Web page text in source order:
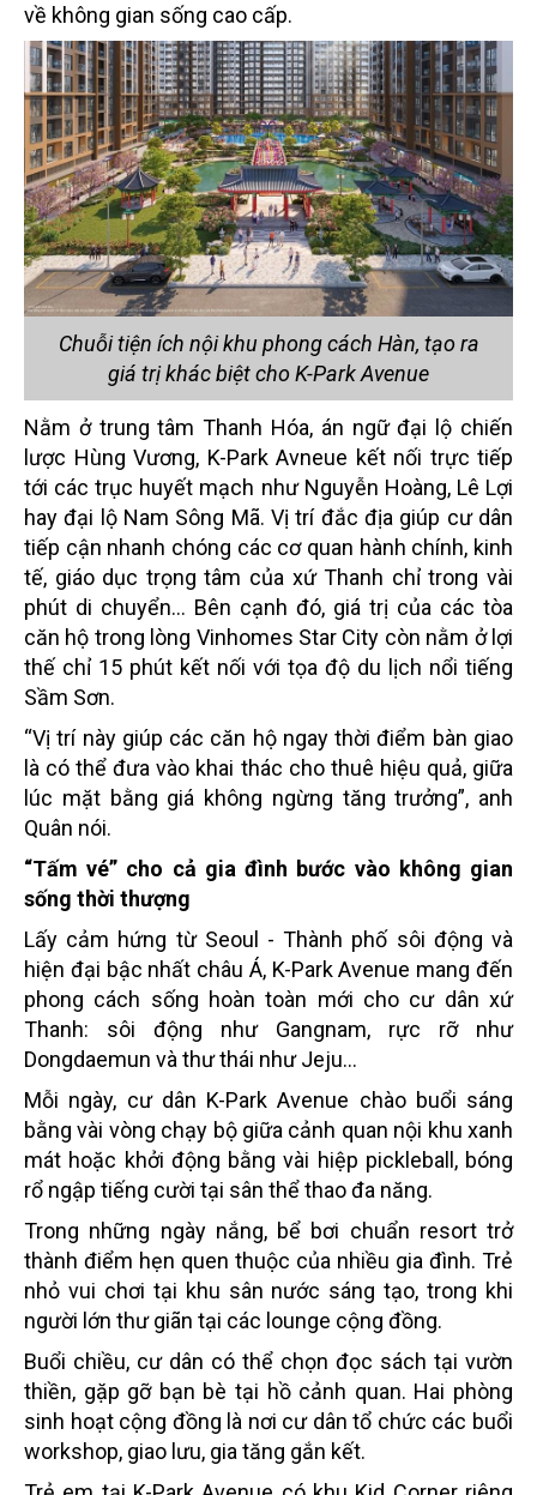
về không gian sống cao cấp.
Chuỗi tiện ích nội khu phong cách Hàn, tạo ra
giá trị khác biệt cho K-Park Avenue
Nằm ở trung tâm Thanh Hóa, án ngữ đại lộ chiến
lược Hùng Vương, K-Park Avneue kết nối trực tiếp
tới các trục huyết mạch như Nguyễn Hoàng, Lê Lợi
hay đại lộ Nam Sông Mã. Vị trí đắc địa giúp cư dân
tiếp cận nhanh chóng các cơ quan hành chính, kinh
tế, giáo dục trọng tâm của xứ Thanh chỉ trong vài
phút di chuyển… Bên cạnh đó, giá trị của các tòa
căn hộ trong lòng Vinhomes Star City còn nằm ở lợi
thế chỉ 15 phút kết nối với tọa độ du lịch nổi tiếng
Sầm Sơn.
“Vị trí này giúp các căn hộ ngay thời điểm bàn giao
là có thể đưa vào khai thác cho thuê hiệu quả, giữa
lúc mặt bằng giá không ngừng tăng trưởng”, anh
Quân nói.
“Tấm vé” cho cả gia đình bước vào không gian
sống thời thượng
Lấy cảm hứng từ Seoul - Thành phố sôi động và
hiện đại bậc nhất châu Á, K-Park Avenue mang đến
phong cách sống hoàn toàn mới cho cư dân xứ
Thanh: sôi động như Gangnam, rực rỡ như
Dongdaemun và thư thái như Jeju…
Mỗi ngày, cư dân K-Park Avenue chào buổi sáng
bằng vài vòng chạy bộ giữa cảnh quan nội khu xanh
mát hoặc khởi động bằng vài hiệp pickleball, bóng
rổ ngập tiếng cười tại sân thể thao đa năng.
Trong những ngày nắng, bể bơi chuẩn resort trở
thành điểm hẹn quen thuộc của nhiều gia đình. Trẻ
nhỏ vui chơi tại khu sân nước sáng tạo, trong khi
người lớn thư giãn tại các lounge cộng đồng.
Buổi chiều, cư dân có thể chọn đọc sách tại vườn
thiền, gặp gỡ bạn bè tại hồ cảnh quan. Hai phòng
sinh hoạt cộng đồng là nơi cư dân tổ chức các buổi
workshop, giao lưu, gia tăng gắn kết.